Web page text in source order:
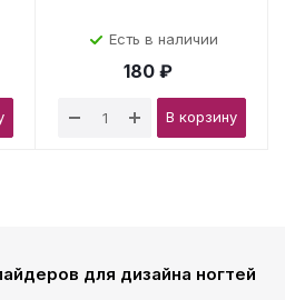
Есть в наличии
180 ₽
В корзину
для дизайна ногтей